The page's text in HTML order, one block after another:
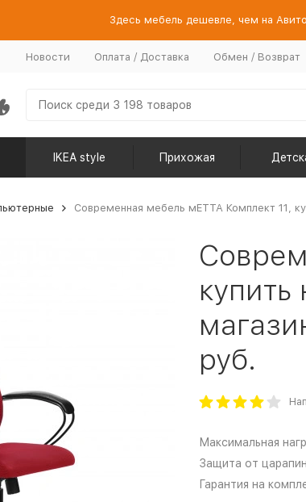
Здесь мебель дешевле, чем на
Новости Оплата / Доставка Обмен / Возврат
IKEA style Прихожая
Современная мебель мЕТТА Комплект 11,
руб.
Максимальная
Защита от
Гарантия на